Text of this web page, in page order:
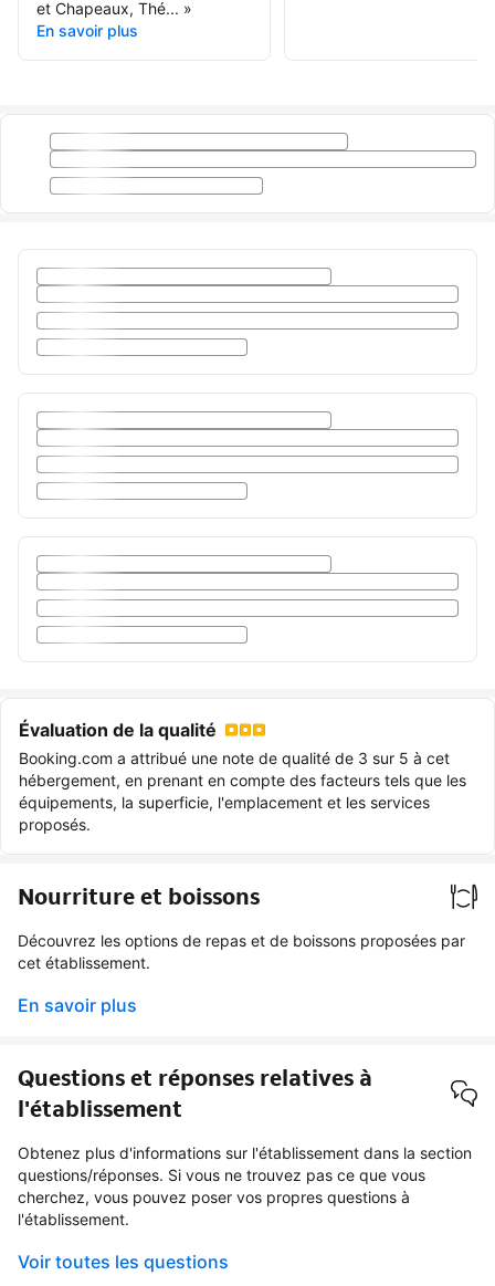
et Chapeaux, Thé... »
En savoir plus
Évaluation de la qualité
Booking.com a attribué une note de qualité de 3 sur 5 à cet
hébergement, en prenant en compte des facteurs tels que les
équipements, la superficie, l'emplacement et les services
proposés.
Nourriture et boissons
Découvrez les options de repas et de boissons proposées par
cet établissement.
En savoir plus
Questions et réponses relatives à
l'établissement
Obtenez plus d'informations sur l'établissement dans la section
questions/réponses. Si vous ne trouvez pas ce que vous
cherchez, vous pouvez poser vos propres questions à
l'établissement.
Voir toutes les questions